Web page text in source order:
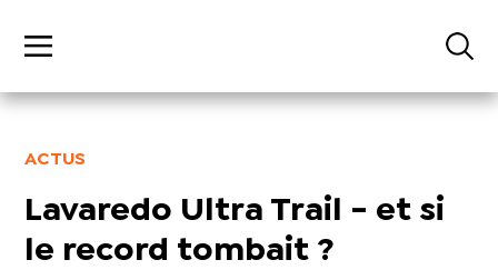
ACTUS
Lavaredo Ultra Trail - et si
le record tombait ?